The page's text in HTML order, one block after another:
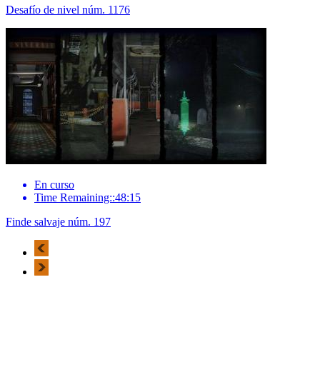
Desafío de nivel núm. 1176
En curso
Time Remaining::48:15
Finde salvaje núm. 197